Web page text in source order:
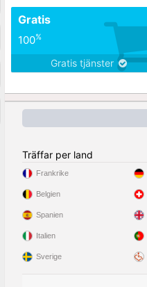
Gratis
100%
Gratis tjänster
Träffar per land
Frankrike
Belgien
Spanien
Italien
Sverige